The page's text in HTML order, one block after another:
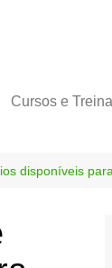
Cursos e
disponíveis